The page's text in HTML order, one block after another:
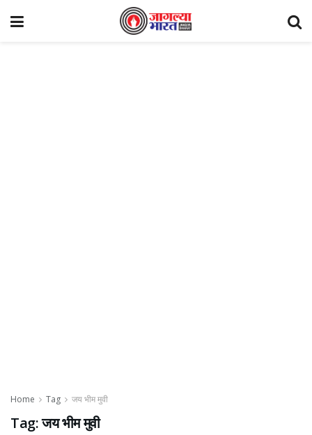
Home Tag जय भीम मुवी
Tag:जय भीम मुवी